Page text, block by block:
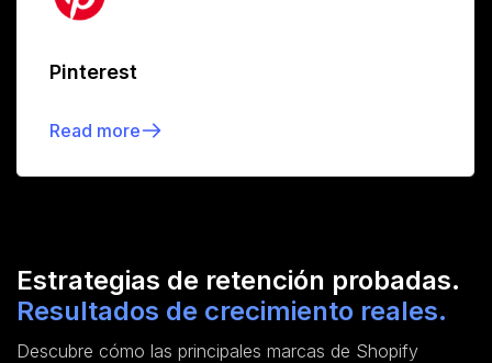
Pinterest
Read more
Estrategias de retención probadas.
Resultados de crecimiento reales.
Descubre cómo las principales marcas de Shopify